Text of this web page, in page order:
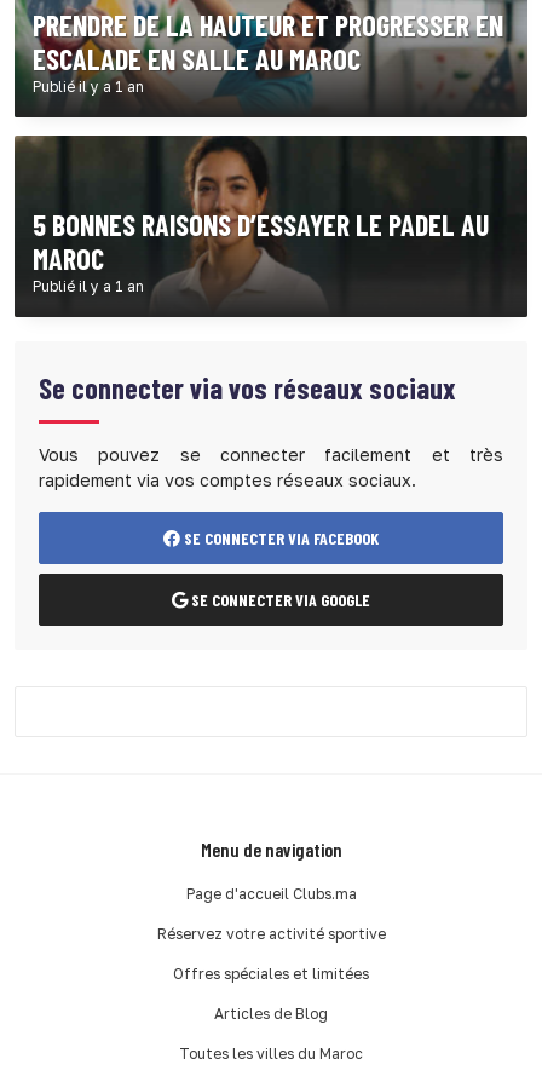
PRENDRE DE LA HAUTEUR ET PROGRESSER EN
ESCALADE EN SALLE AU MAROC
Publié il y a 1 an
5 BONNES RAISONS D’ESSAYER LE PADEL AU
MAROC
Publié il y a 1 an
Se connecter via vos réseaux sociaux
Vous pouvez se connecter facilement et très
rapidement via vos comptes réseaux sociaux.
SE CONNECTER VIA FACEBOOK
SE CONNECTER VIA GOOGLE
Menu de navigation
Page d'accueil Clubs.ma
Réservez votre activité sportive
Offres spéciales et limitées
Articles de Blog
Toutes les villes du Maroc